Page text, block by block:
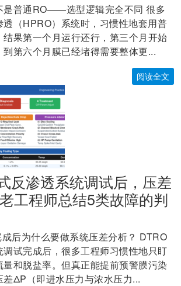
是普通RO——选型逻辑完全不同 很多
透（HPRO）系统时，习惯性地套用普
果第一个月运行还行，第三个月开始
第六个月膜已经堵得需要整体更...
阅读全文
反渗透系统调试后，压差
工程师总结5类故障的判
后为什么要做系统压差分析？ DTRO
试完成后，很多工程师习惯性地只盯
和脱盐率。但真正能提前预警膜污染
差ΔP（即进水压力与浓水压力...